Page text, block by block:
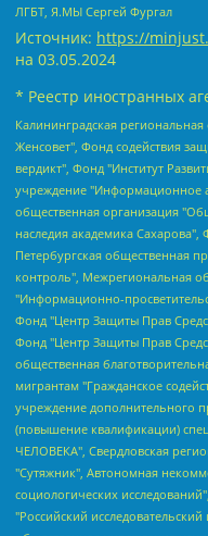
ЛГБТ, Я.МЫ Сергей Фургал
Источник: https://
на 03.05.2024
* Реестр иностранных
Калининградская региональная общественная организация "Экозащита!-Женсовет", Фонд содействия защите прав и свобод граждан "Общественный вердикт", Фонд "Институт Развития Свободы Информации", Частное учреждение "Информационное агентство МЕМО. РУ", Региональная общественная организация "Общественная комиссия по сохранению наследия академика Сахарова", Фонд поддержки свободы прессы, Санкт-Петербургская общественная правозащитная организация "Гражданский контроль", Межрегиональная общественная организация "Информационно-просветительский центр "Мемориал", Региональный Фонд "Центр Защиты Прав Средств Массовой Информации", с 05.12.2023 Фонд "Центр Защиты Прав Средств массовой информации", Региональная общественная благотворительная организация помощи беженцам и мигрантам "Гражданское содействие", Негосударственное образовательное учреждение дополнительного профессионального образования (повышение квалификации) специалистов "АКАДЕМИЯ ПО ПРАВАМ ЧЕЛОВЕКА", Свердловская региональная общественная организация "Сутяжник", Автономная некоммерческая организация "Центр независимых социологических исследований", Союз общественных объединений "Российский исследовательский центр по правам человека", Региональное общественное учреждение научно-информационный центр "МЕМОРИАЛ", Некоммерческая организация "Фонд защиты гласности", Автономная некоммерческая организация "Институт прав человека", Городская общественная организация "Екатеринбургское общество "МЕМОРИАЛ", Городская общественная организация "Рязанское историко-просветительское и правозащитное общество "Мемориал" (Рязанский Мемориал), Челябинский региональный орган общественной самодеятельности – женское общественное объединение "Женщины Евразии", Челябинский региональный орган общественной самодеятельности "Уральская правозащитная группа", Фонд содействия защите здоровья и социальной справедливости имени Андрея Рылькова, Автономная Некоммерческая Организация "Аналитический Центр Юрия Левады", Автономная некоммерческая организация социальной поддержки населения "Проект Апрель", Региональная общественная организация помощи женщинам и детям, находящимся в кризисной ситуации "Информационно-методический центр "Анна", Фонд содействия развитию массовых коммуникаций и правовому просвещению "Так-так-Так", Фонд содействия устойчивому развитию "Серебряная тайга", Свердловский региональный общественный фонд социальных проектов "Новое время", "Idel.Реалии", Кавказ.Реалии, Крым.Реалии, Телеканал Настоящее Время, Татаро-башкирская служба Радио Свобода (Azatliq Radiosi), Радио Свободная Европа/Радио Свобода (PCE/PC), "Сибирь.Реалии", "Фактограф", Благотворительный фонд помощи осужденным и их семьям, Автономная некоммерческая организация "Институт глобализации и социальных движений", Фонд "В защиту прав заключенных", Частное учреждение "Центр поддержки и содействия развитию средств массовой информации", Пензенский региональный общественный благотворительный фонд "Гражданский союз", "Север.Реалии", Некоммерческая организация Фонд "Правовая инициатива", Общество с ограниченной ответственностью "Радио Свободная Европа/Радио Свобода", Чешское информационное агентство "MEDIUM-ORIENT", Красноярская региональная общественная организация "Мы против СПИДа", Камалягин Денис Николаевич, Маркелов Сергей Евгеньевич, Пономарев Лев Александрович, Савицкая Людмила Алексеевна, Автономная некоммерческая организация "Центр по работе с проблемой насилия "НАСИЛИЮ.НЕТ", Межрегиональный профессиональный союз работников здравоохранения "Альянс врачей", Юридическое лицо, зарегистрированное в Латвийской Республике, SIA "Medusa Project" (регистрационный номер 40103797863, дата регистрации 10.06.2014), Некоммерческая организация "Фонд по борьбе с коррупцией", Автономная некоммерческая организация "Институт права и публичной политики", Баданин Роман Сергеевич, Гликин Максим Александрович, Железнова Мария Михайловна, Лукьянова Юлия Сергеевна, Маетная Елизавета Витальевна, Маняхин Петр Борисович, Чуракова Ольга Владимировна, Ярош Юлия Петровна, Юридическое лицо "The Insider SIA", зарегистрированное в Риге, Латвийская Республика (дата регистрации 26.06.2015), являющееся администратором доменного имени интернет-издания "The Insider SIA", https://theins.ru, Постернак Алексей Евгеньевич, Рубин Михаил Аркадьевич,